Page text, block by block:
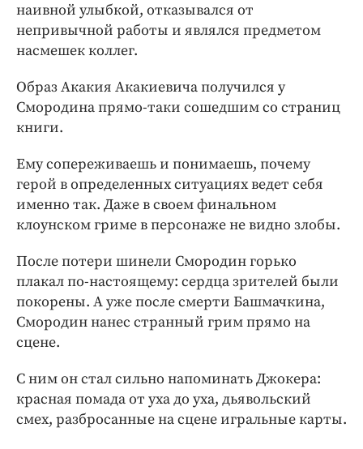
наивной улыбкой, отказывался от
непривычной работы и являлся предметом
насмешек коллег.
Образ Акакия Акакиевича получился у
Смородина прямо-таки сошедшим со страниц
книги.
Ему сопереживаешь и понимаешь, почему
герой в определенных ситуациях ведет себя
именно так. Даже в своем финальном
клоунском гриме в персонаже не видно злобы.
После потери шинели Смородин горько
плакал по-настоящему: сердца зрителей были
покорены. А уже после смерти Башмачкина,
Смородин нанес странный грим прямо на
сцене.
С ним он стал сильно напоминать Джокера:
красная помада от уха до уха, дьявольский
смех, разбросанные на сцене игральные карты.